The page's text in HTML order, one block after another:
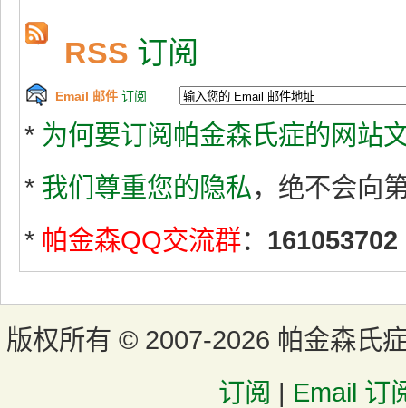
RSS 订阅
Email 邮件 订阅
* 为何要订阅帕金森氏症的网站
* 我们尊重您的隐私，绝不会向
* 帕金森QQ交流群： 161053702
版权所有 © 2007-2026 帕金森氏
订阅 | Email 订